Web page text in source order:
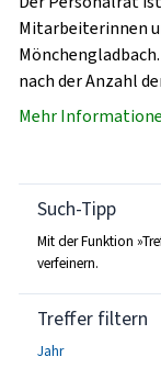
Mitarbeiterinnen
nach der Anzahl
Mehr
Such-Tipp
Mit der Funktion
verfeinern.
Treffer filtern
Jahr